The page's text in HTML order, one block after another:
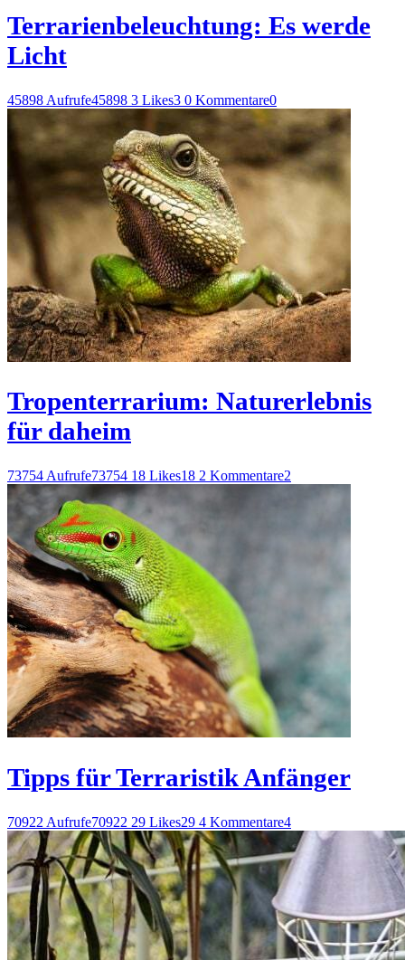
Terrarienbeleuchtung: Es werde
Licht
45898 Aufrufe45898 3 Likes3 0 Kommentare0
Tropenterrarium: Naturerlebnis
für daheim
73754 Aufrufe73754 18 Likes18 2 Kommentare2
Tipps für Terraristik Anfänger
70922 Aufrufe70922 29 Likes29 4 Kommentare4